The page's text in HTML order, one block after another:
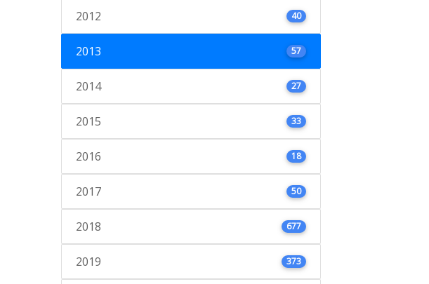
2012 40
2013 57
2014 27
2015 33
2016 18
2017 50
2018 677
2019 373